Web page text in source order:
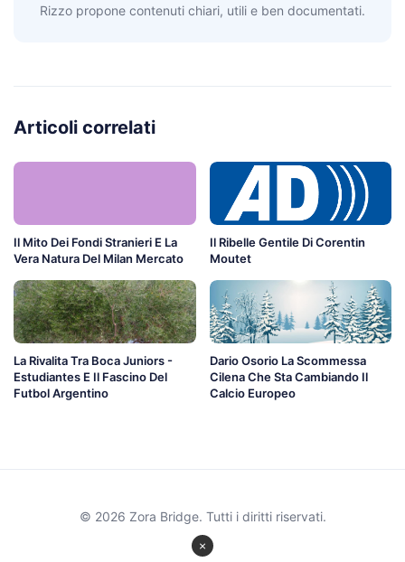
Rizzo propone contenuti chiari, utili e ben documentati.
Articoli correlati
Il Mito Dei Fondi Stranieri E La
Vera Natura Del Milan Mercato
Il Ribelle Gentile Di Corentin
Moutet
La Rivalita Tra Boca Juniors -
Estudiantes E Il Fascino Del
Futbol Argentino
Dario Osorio La Scommessa
Cilena Che Sta Cambiando Il
Calcio Europeo
×
© 2026 Zora Bridge. Tutti i diritti riservati.